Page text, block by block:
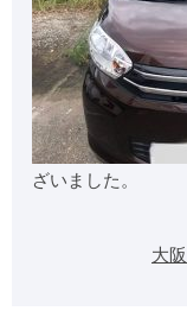
ざいました。
大